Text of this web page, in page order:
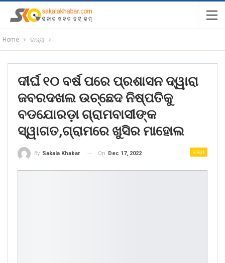
Home ରାଜ୍ୟ
ଦୀର୍ଘ ୧୦ ବର୍ଷ ପରେ ପ୍ରଶାସନ ଦ୍ୱାରା
ଜବରଦଖଲ ଉଚ୍ଛେଦ ନିଷ୍ପତିକୁ
ବଡଯୋରଡ଼ା ଗ୍ରାମବାସୀଙ୍କ
ସ୍ୱାଗତ,ଗ୍ରାମରେ ଖୁସିର ମାହୋଲ
ରାଜ୍ୟ
By Sakala Khabar On Dec 17, 2022